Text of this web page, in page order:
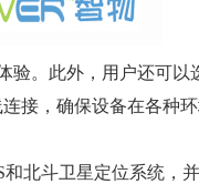
。此外，用户还可以
接，确保设备在各种
北斗卫星定位系统，